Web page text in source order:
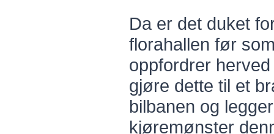
Da er det duket
florahallen før
oppfordrer
gjøre dette til et
bilbanen og
kjøremønster